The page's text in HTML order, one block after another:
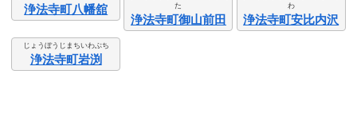
浄法寺町八幡舘
た
浄法寺町御山前田
わ
浄法寺町安比内沢
じょうぼうじまちいわぶち
浄法寺町岩渕